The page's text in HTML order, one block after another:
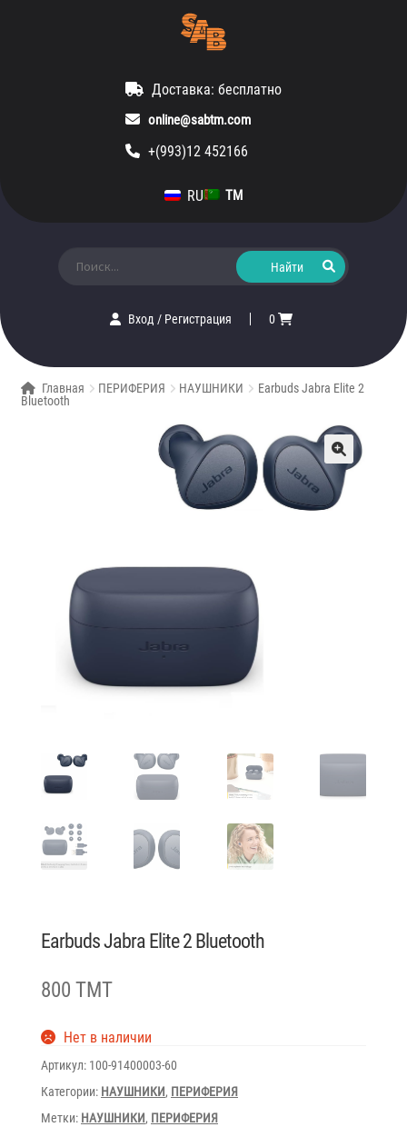
Доставка: бесплатно
online@sabtm.com
+(993)12 452166
RU TM
Вход/ Регистрация 0
Главная ПЕРИФЕРИЯ НАУШНИКИ
Earbuds Jabra Elite 2
Bluetooth
Earbuds Jabra Elite 2 Bluetooth
800 TMT
Нет в наличии
Артикул: 100-91400003-60
Категории: НАУШНИКИ, ПЕРИФЕРИЯ
Метки: НАУШНИКИ, ПЕРИФЕРИЯ